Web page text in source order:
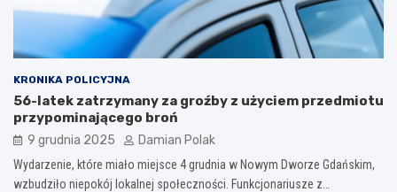
KRONIKA POLICYJNA
56-latek zatrzymany za groźby z użyciem przedmiotu
przypominającego broń
9 grudnia 2025 Damian Polak
Wydarzenie, które miało miejsce 4 grudnia w Nowym Dworze Gdańskim,
wzbudziło niepokój lokalnej społeczności. Funkcjonariusze z…